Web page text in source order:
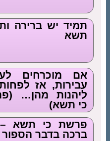
תמיד יש ברירה
תשא
אם מוכרחים
עבירות, אז
ליהנות מהן…
כי תשא)
פרשת כי תשא –
ברכה בדבר הספור